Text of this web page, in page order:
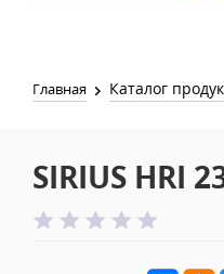
Главная Каталог
SIRIUS HRI